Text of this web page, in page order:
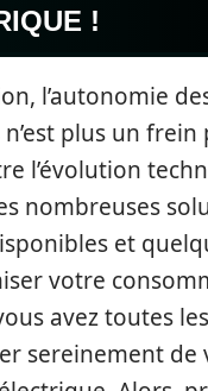
!
l’autonomie
plus un frein
l’évolution
nombreuses
et
votre
avez toutes
sereinement de